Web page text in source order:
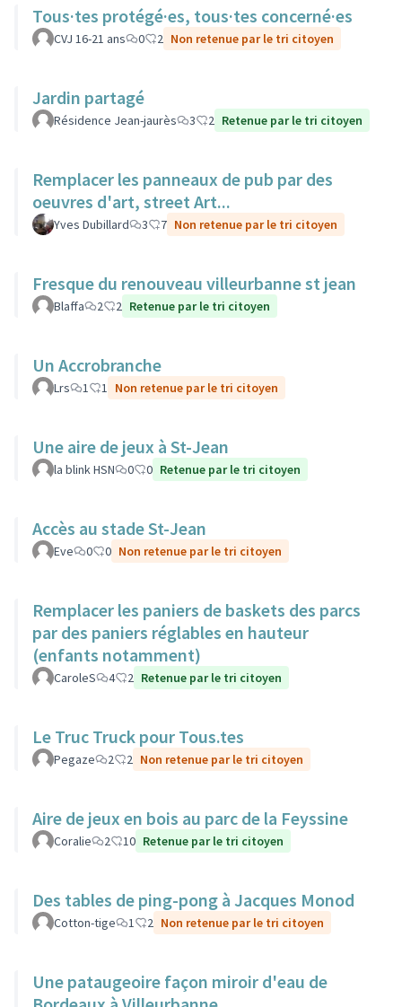
Tous·tes protégé·es, tous·tes concerné·es
CVJ 16-21 ans 0 2 Non retenue par le tri citoyen
Jardin partagé
Résidence Jean-jaurès 3 2 Retenue par le tri citoyen
Remplacer les panneaux de pub par des
oeuvres d'art, street Art...
Yves Dubillard 3 7 Non retenue par le tri citoyen
Fresque du renouveau villeurbanne st jean
Blaffa 2 2 Retenue par le tri citoyen
Un Accrobranche
Lrs 1 1 Non retenue par le tri citoyen
Une aire de jeux à St-Jean
la blink HSN 0 0 Retenue par le tri citoyen
Accès au stade St-Jean
Eve 0 0 Non retenue par le tri citoyen
Remplacer les paniers de baskets des parcs
par des paniers réglables en hauteur
(enfants notamment)
CaroleS 4 2 Retenue par le tri citoyen
Le Truc Truck pour Tous.tes
Pegaze 2 2 Non retenue par le tri citoyen
Aire de jeux en bois au parc de la Feyssine
Coralie 2 10 Retenue par le tri citoyen
Des tables de ping-pong à Jacques Monod
Cotton-tige 1 2 Non retenue par le tri citoyen
Une pataugeoire façon miroir d'eau de